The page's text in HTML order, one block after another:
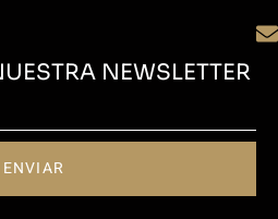
NEWSLETTER
ENVIAR